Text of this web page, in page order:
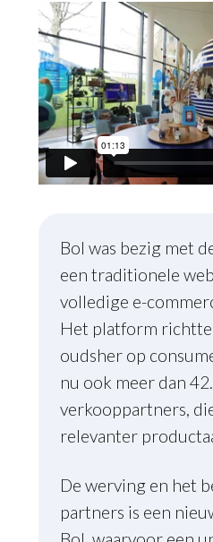
Bol was bezig met
een traditionele
volledige e-
Het platform richtte
oudsher op
nu ook meer dan
verkooppartners,
relevanter
De werving en het
partners is een